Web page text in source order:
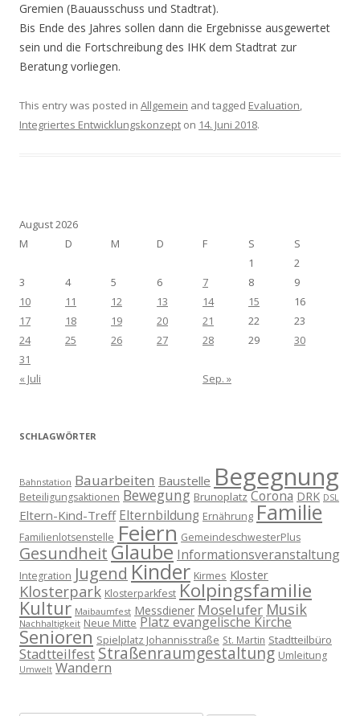
Gremien (Bauausschuss und Stadtrat).
Bis Ende des Jahres sollen dann die Ergebnisse ausgewertet
sein und die Fortschreibung des IHK dem Stadtrat zur
Beratung vorliegen.
This entry was posted in Allgemein and tagged Evaluation,
Integriertes Entwicklungskonzept on 14. Juni 2018.
August 2026
M
D M D F S
S
1
2
3
4 5 6 7 8
9
10
11 12 13 14 15
16
17
18 19 20 21 22
23
24
25 26 27 28 29
30
31
« Juli
Sep. »
SCHLAGWÖRTER
Bahnstation Bauarbeiten Baustelle Begegnung
Beteiligungsaktionen Bewegung Brunoplatz Corona DRK DSL
Eltern-Kind-Treff Elternbildung Ernährung Familie
Familienlotsenstelle Feiern GemeindeschwesterPlus
Gesundheit Glaube Informationsveranstaltung
Integration Jugend Kinder Kirmes Kloster
Klosterpark Klosterparkfest Kolpingsfamilie
Kultur Maibaumfest Messdiener Moselufer Musik
Nachhaltigkeit Neue Mitte Platz evangelische Kirche
Senioren Spielplatz Johannisstraße St. Martin Stadtteilbüro
Stadtteilfest Straßenraumgestaltung Umleitung
Umwelt Wandern